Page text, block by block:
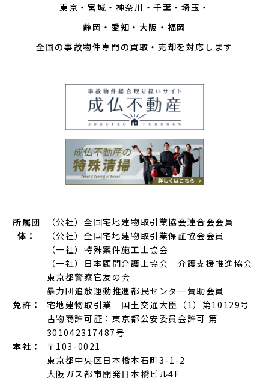
東京
宮城 神奈川 千葉
埼玉
静岡
愛知 大阪
福岡
全国の事故物件専門の買取・売却を対応します
所属団
体：
（公社）全国宅地建物取引業協会連合会会員
（公社）全国宅地建物取引業保証協会会員
（一社）特殊案件施工士協会
（一社）日本顧問介護士協会 介護支援推進協会
東京都警察官友の会
暴力団追放運動推進都民センター賛助会員
免許：
宅地建物取引業 国土交通大臣（1）第10129号
古物商許可証：東京都公安委員会許可 第
301042317487号
本社：
〒103-0021
東京都中央区日本橋本石町3-1-2
大阪ガス都市開発日本橋ビル4F